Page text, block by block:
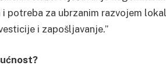
potreba za ubrzanim razvojem
i zapošljavanje.”